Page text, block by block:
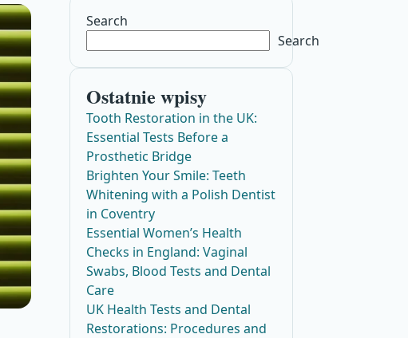
Search
Search
Ostatnie wpisy
Tooth Restoration in the UK:
Essential Tests Before a
Prosthetic Bridge
Brighten Your Smile: Teeth
Whitening with a Polish Dentist
in Coventry
Essential Women’s Health
Checks in England: Vaginal
Swabs, Blood Tests and Dental
Care
UK Health Tests and Dental
Restorations: Procedures and